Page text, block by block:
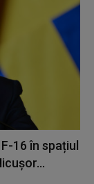
16 în spațiul